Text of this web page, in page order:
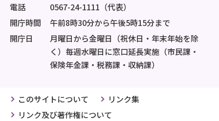
電話
0567-24-1111（代表）
開庁時間
午前8時30分から午後5時15分まで
開庁日
月曜日から金曜日（祝休日・年末年始を除
く）毎週水曜日に窓口延長実施（市民課・
保険年金課・税務課・収納課）
このサイトについて
リンク集
リンク及び著作権について